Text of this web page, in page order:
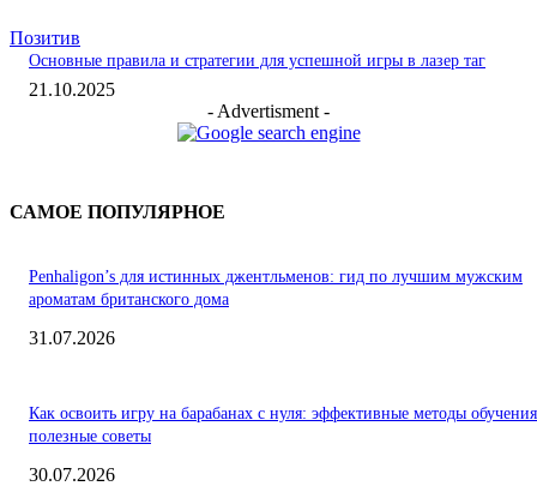
Позитив
Основные правила и стратегии для успешной игры в лазер таг
21.10.2025
- Advertisment -
САМОЕ ПОПУЛЯРНОЕ
Penhaligon’s для истинных джентльменов: гид по лучшим мужским
ароматам британского дома
31.07.2026
Как освоить игру на барабанах с нуля: эффективные методы
полезные советы
30.07.2026